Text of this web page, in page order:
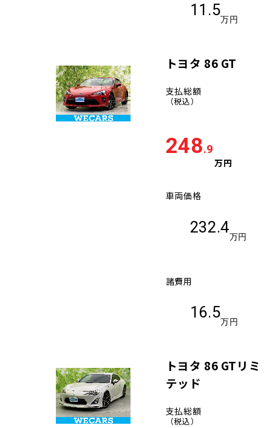
11.5
万円
トヨタ 86 GT
支払総額
（税込）
248.9
万円
車両価格
232.4
万円
諸費用
16.5
万円
トヨタ 86 GTリミ
テッド
支払総額
（税込）